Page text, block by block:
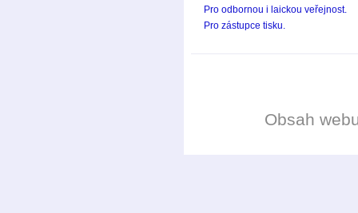
Pro odbornou i laickou veřejnost.
Pro zástupce tisku.
Obsah